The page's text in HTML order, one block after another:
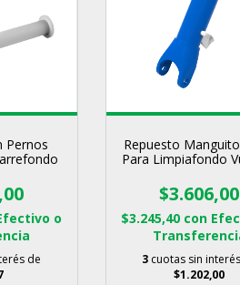
Pernos
o
de
Repuesto
Para Limpiafondo
$3.606,00
$3.245,40 con
3 cuotas sin
$1.202,00